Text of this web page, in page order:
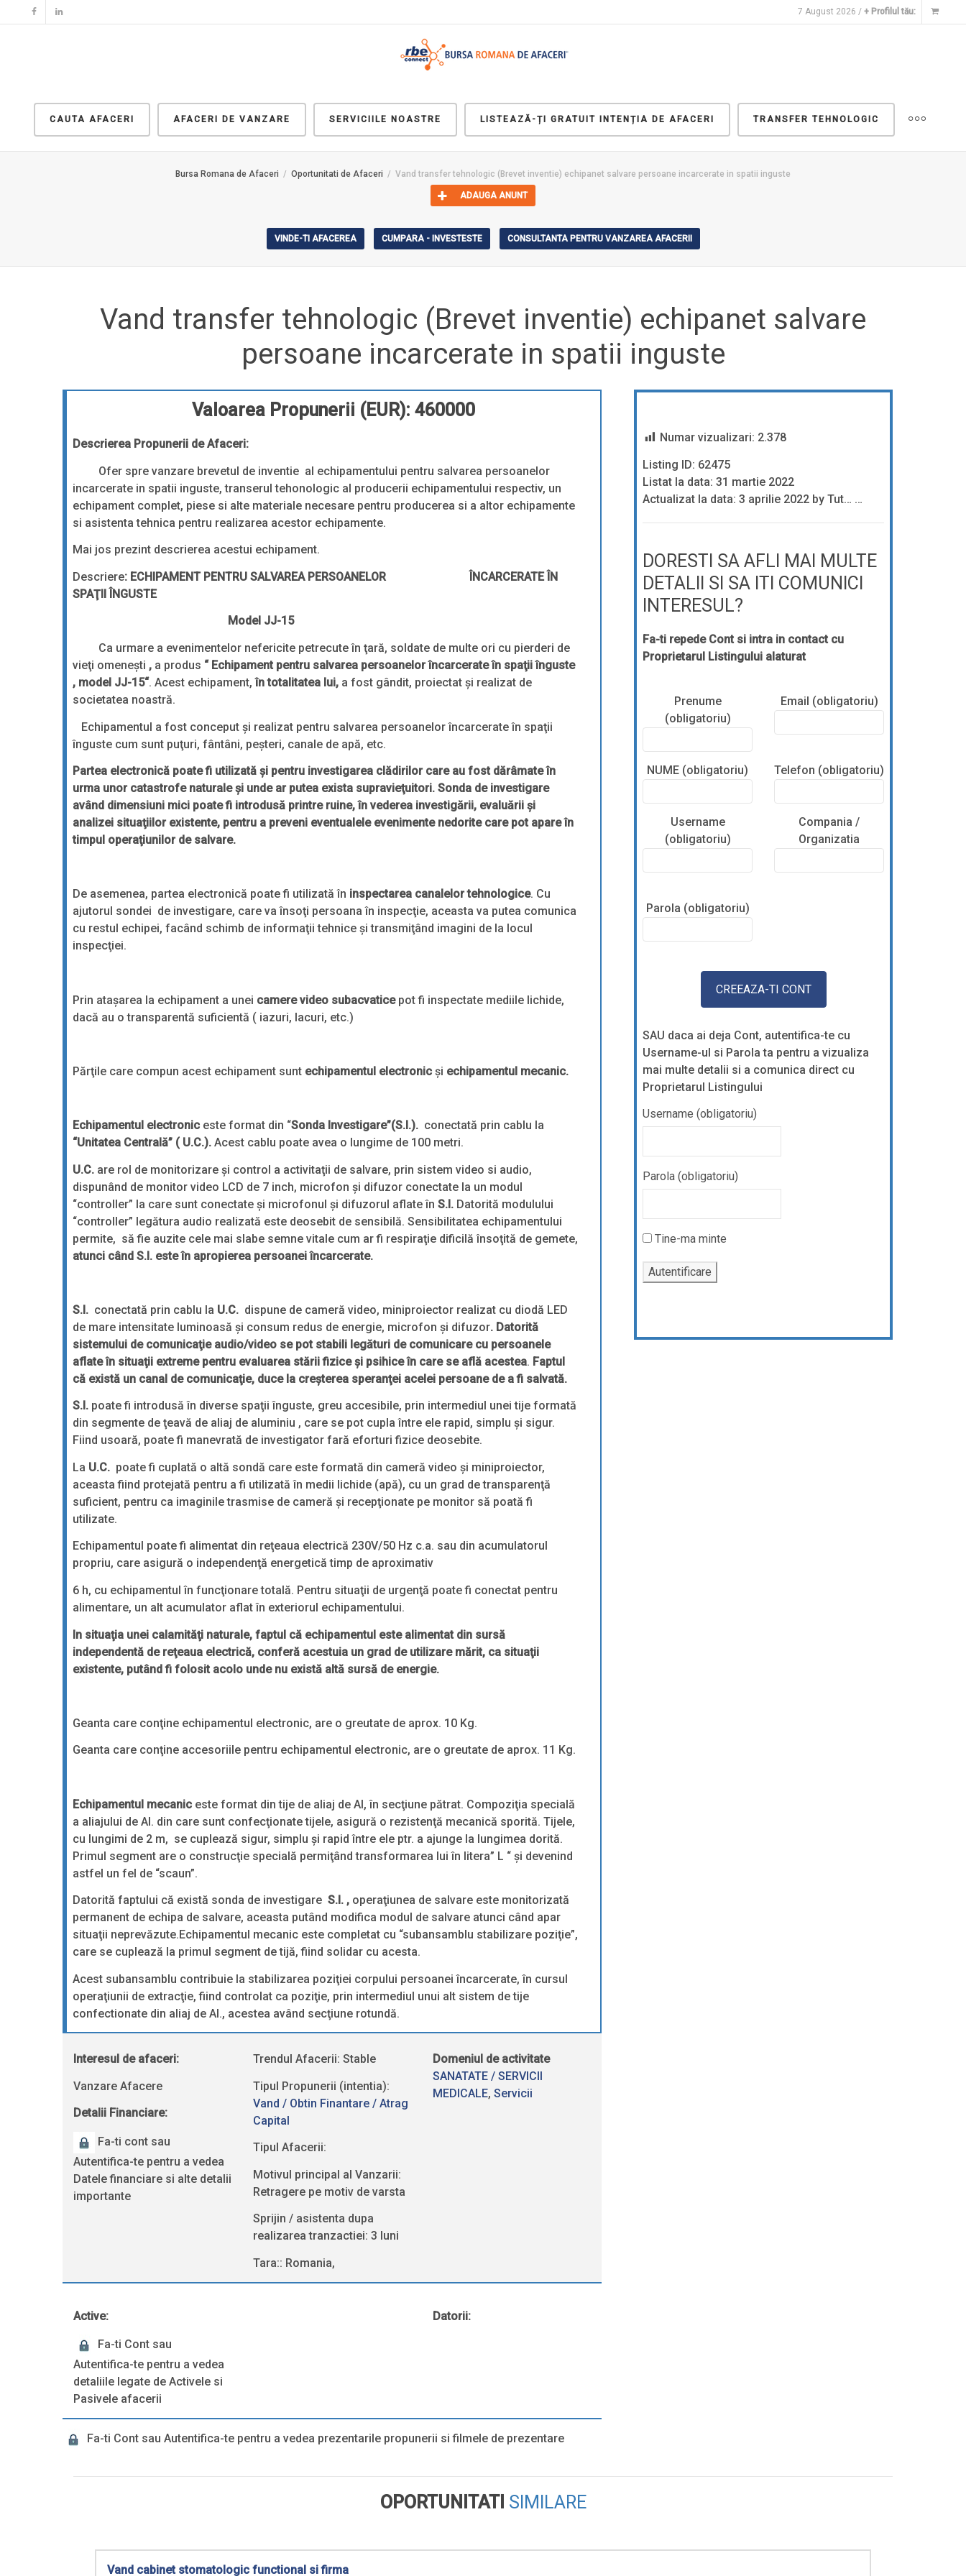
7 August 2026 / + Profilul tău:
CAUTA AFACERI AFACERI DE VANZARE SERVICIILE NOASTRE LISTEAZĂ-ȚI GRATUIT INTENȚIA DE AFACERI TRANSFER TEHNOLOGIC
Bursa Romana de Afaceri Oportunitati de Afaceri Vand transfer tehnologic (Brevet inventie) echipanet salvare persoane incarcerate in spatii inguste
ADAUGA ANUNT
VINDE-TI AFACEREA CUMPARA - INVESTESTE CONSULTANTA PENTRU VANZAREA AFACERII
Vand transfer tehnologic (Brevet inventie) echipanet salvare
persoane incarcerate in spatii inguste
Valoarea Propunerii (EUR): 460000
Descrierea Propunerii de Afaceri:
Ofer spre vanzare brevetul de inventie al echipamentului pentru salvarea persoanelor
incarcerate in spatii inguste, transerul tehonologic al producerii echipamentului respectiv, un
echipament complet, piese si alte materiale necesare pentru producerea si a altor echipamente
si asistenta tehnica pentru realizarea acestor echipamente.
Mai jos prezint descrierea acestui echipament.
Descriere: ECHIPAMENT PENTRU SALVAREA PERSOANELOR ÎNCARCERATE ÎN
SPAŢII ÎNGUSTE
Model JJ-15
Ca urmare a evenimentelor nefericite petrecute în ţară, soldate de multe ori cu pierderi de
vieţi omeneşti , a produs “ Echipament pentru salvarea persoanelor încarcerate în spaţii înguste
, model JJ-15“. Acest echipament,în totalitatea lui, a fost gândit, proiectat şi realizat de
societatea noastră.
Echipamentul a fost conceput şi realizat pentru salvarea persoanelor încarcerate în spaţii
înguste cum sunt puţuri, fântâni, peşteri, canale de apă, etc.
Partea electronică poate fi utilizată şi pentru investigarea clădirilor care au fost dărâmate în
urma unor catastrofe naturale şi unde ar putea exista supravieţuitori. Sonda de investigare
având dimensiuni mici poate fi introdusă printre ruine, în vederea investigării, evaluării şi
analizei situaţiilor existente, pentru a preveni eventualele evenimente nedorite care pot apare în
timpul operaţiunilor de salvare.
De asemenea, partea electronică poate fi utilizată în inspectarea canalelor tehnologice. Cu
ajutorul sondei de investigare, care va însoţi persoana în inspecţie, aceasta va putea comunica
cu restul echipei, facând schimb de informaţii tehnice şi transmiţând imagini de la locul
inspecţiei.
Prin ataşarea la echipament a unei camere video subacvatice pot fi inspectate mediile lichide,
dacă au o transparentă suficientă ( iazuri, lacuri, etc.)
Părţile care compun acest echipament sunt echipamentul electronic şi echipamentul mecanic.
Echipamentul electronic este format din “Sonda Investigare”(S.I.). conectată prin cablu la
“Unitatea Centrală” ( U.C.). Acest cablu poate avea o lungime de 100 metri.
U.C. are rol de monitorizare şi control a activitaţii de salvare, prin sistem video si audio,
dispunând de monitor video LCD de 7 inch, microfon şi difuzor conectate la un modul
“controller” la care sunt conectate şi microfonul şi difuzorul aflate în S.I. Datorită modulului
“controller” legătura audio realizată este deosebit de sensibilă. Sensibilitatea echipamentului
permite, să fie auzite cele mai slabe semne vitale cum ar fi respiraţie dificilă însoţită de gemete,
atunci când S.I. este în apropierea persoanei încarcerate.
S.I. conectată prin cablu la U.C. dispune de cameră video, miniproiector realizat cu diodă LED
de mare intensitate luminoasă şi consum redus de energie, microfon şi difuzor. Datorită
sistemului de comunicaţie audio/video se pot stabili legături de comunicare cu persoanele
aflate în situaţii extreme pentru evaluarea stării fizice şi psihice în care se află acestea. Faptul
că există un canal de comunicaţie, duce la creşterea speranţei acelei persoane de a fi salvată.
S.I. poate fi introdusă în diverse spaţii înguste, greu accesibile, prin intermediul unei tije formată
din segmente de ţeavă de aliaj de aluminiu , care se pot cupla între ele rapid, simplu şi sigur.
Fiind usoară, poate fi manevrată de investigator fară eforturi fizice deosebite.
La U.C. poate fi cuplată o altă sondă care este formată din cameră video şi miniproiector,
aceasta fiind protejată pentru a fi utilizată în medii lichide (apă), cu un grad de transparenţă
suficient, pentru ca imaginile trasmise de cameră şi recepţionate pe monitor să poată fi
utilizate.
Echipamentul poate fi alimentat din reţeaua electrică 230V/50 Hz c.a. sau din acumulatorul
propriu, care asigură o independenţă energetică timp de aproximativ
6 h, cu echipamentul în funcţionare totală. Pentru situaţii de urgenţă poate fi conectat pentru
alimentare, un alt acumulator aflat în exteriorul echipamentului.
In situaţia unei calamităţi naturale, faptul că echipamentul este alimentat din sursă
independentă de reţeaua electrică, conferă acestuia un grad de utilizare mărit, ca situaţii
existente, putând fi folosit acolo unde nu există altă sursă de energie.
Geanta care conţine echipamentul electronic, are o greutate de aprox. 10 Kg.
Geanta care conţine accesoriile pentru echipamentul electronic, are o greutate de aprox. 11 Kg.
Echipamentul mecanic este format din tije de aliaj de Al, în secţiune pătrat. Compoziţia specială
a aliajului de Al. din care sunt confecţionate tijele, asigură o rezistenţă mecanică sporită. Tijele,
cu lungimi de 2 m, se cuplează sigur, simplu şi rapid între ele ptr. a ajunge la lungimea dorită.
Primul segment are o construcţie specială permiţând transformarea lui în litera” L “ şi devenind
astfel un fel de “scaun”.
Datorită faptului că există sonda de investigare S.I. , operaţiunea de salvare este monitorizată
permanent de echipa de salvare, aceasta putând modifica modul de salvare atunci când apar
situaţii neprevăzute.Echipamentul mecanic este completat cu “subansamblu stabilizare poziţie”,
care se cuplează la primul segment de tijă, fiind solidar cu acesta.
Acest subansamblu contribuie la stabilizarea poziţiei corpului persoanei încarcerate, în cursul
operaţiunii de extracţie, fiind controlat ca poziţie, prin intermediul unui alt sistem de tije
confectionate din aliaj de Al., acestea având secţiune rotundă.
Interesul de afaceri:
Vanzare Afacere
Detalii Financiare:
Fa-ti cont sau
Autentifica-te pentru a vedea
Datele financiare si alte detalii
importante
Trendul Afacerii: Stable
Tipul Propunerii (intentia):
Vand / Obtin Finantare / Atrag
Capital
Tipul Afacerii:
Motivul principal al Vanzarii:
Retragere pe motiv de varsta
Sprijin / asistenta dupa
realizarea tranzactiei: 3 luni
Tara:: Romania,
Domeniul de activitate
SANATATE / SERVICII
MEDICALE, Servicii
Active:
Fa-ti Cont sau
Autentifica-te pentru a vedea
detaliile legate de Activele si
Pasivele afacerii
Datorii:
Fa-ti Cont sau Autentifica-te pentru a vedea prezentarile propunerii si filmele de prezentare
Numar vizualizari: 2.378
Listing ID: 62475
Listat la data: 31 martie 2022
Actualizat la data: 3 aprilie 2022 by Tut… …
DORESTI SA AFLI MAI MULTE
DETALII SI SA ITI COMUNICI
INTERESUL?
Fa-ti repede Cont si intra in contact cu
Proprietarul Listingului alaturat
Prenume
(obligatoriu)
NUME (obligatoriu)
Username
(obligatoriu)
Parola (obligatoriu)
Email (obligatoriu)
Telefon (obligatoriu)
Compania /
Organizatia
SAU daca ai deja Cont, autentifica-te cu
Username-ul si Parola ta pentru a vizualiza
mai multe detalii si a comunica direct cu
Proprietarul Listingului
Username (obligatoriu)
Parola (obligatoriu)
Tine-ma minte
OPORTUNITATI SIMILARE
Vand cabinet stomatologic functional si firma